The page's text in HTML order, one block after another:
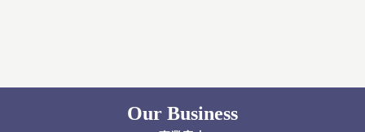
Our Business